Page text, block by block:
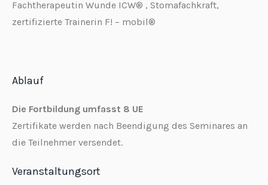
Fachtherapeutin Wunde ICW® , Stomafachkraft,
zertifizierte Trainerin F! – mobil®
Ablauf
Die Fortbildung umfasst 8 UE
Zertifikate werden nach Beendigung des Seminares an
die Teilnehmer versendet.
Veranstaltungsort